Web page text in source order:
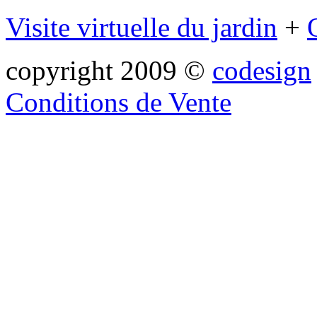
Visite virtuelle du jardin +
copyright 2009 © codesign
Conditions de Vente